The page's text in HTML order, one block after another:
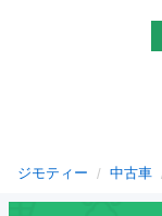
ジモティー 中古車